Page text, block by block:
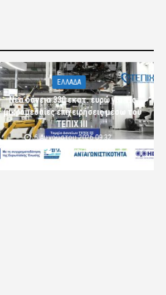
ΕΛΛΑΔΑ
Νέα δάνεια 330 εκατ. ευρώ για τις
μικρομεσαίες επιχειρήσεις μέσω του
ΤΕΠΙΧ ΙΙΙ
6 Αυγούστου 2026 09:32
komotini24